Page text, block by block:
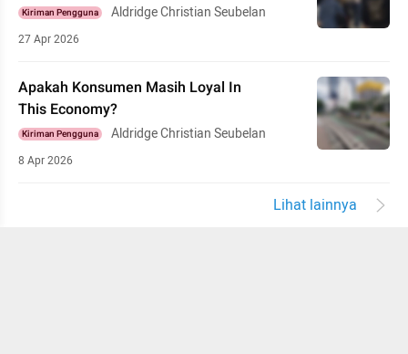
Kiriman Pengguna Aldridge Christian Seubelan
27 Apr 2026
Apakah Konsumen Masih Loyal In
This Economy?
Kiriman Pengguna Aldridge Christian Seubelan
8 Apr 2026
Lihat lainnya